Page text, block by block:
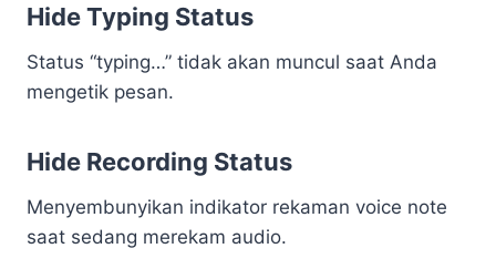
Hide Typing Status
Status “typing…” tidak akan muncul saat Anda
mengetik pesan.
Hide Recording Status
Menyembunyikan indikator rekaman voice note
saat sedang merekam audio.